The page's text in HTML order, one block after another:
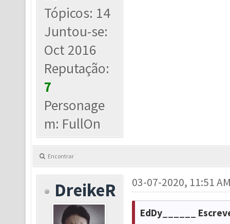
Tópicos: 14
Juntou-se:
Oct 2016
Reputação:
7
Personage
m: FullOn
Encontrar
DreikeR 03-07-2020, 11:51
EdDy______